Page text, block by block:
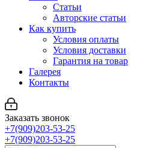
Статьи
Авторские статьи
Как купить
Условия оплаты
Условия доставки
Гарантия на товар
Галерея
Контакты
Заказать звонок
+7(909)203-53-25
+7(909)203-53-25